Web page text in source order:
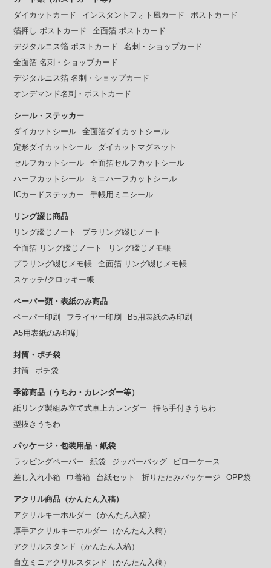
ダイカットカード
インスタントフォト風カード
ポストカード
箔押し ポストカード
全面箔 ポストカード
デジタルニス箔 ポストカード
名刺・ショップカード
全面箔 名刺・ショップカード
デジタルニス箔 名刺・ショップカード
オンデマンド名刺・ポストカード
シール・ステッカー
ダイカットシール
全面箔ダイカットシール
定形ダイカットシール
ダイカットマグネット
セルフカットシール
全面箔セルフカットシール
ハーフカットシール
ミニハーフカットシール
ICカードステッカー
手帳用ミニシール
リング綴じ商品
リング綴じノート
プラリング綴じノート
全面箔 リング綴じノート
リング綴じメモ帳
プラリング綴じメモ帳
全面箔 リング綴じメモ帳
スケッチ/クロッキー帳
ペーパー類・表紙のみ商品
ペーパー印刷
フライヤー印刷
B5用表紙のみ印刷
A5用表紙のみ印刷
封筒・ポチ袋
封筒
ポチ袋
季節商品（うちわ・カレンダー等）
紙リング製組み立て式卓上カレンダー
持ち手付きうちわ
型抜きうちわ
パッケージ・包装用品・紙袋
ラッピングペーパー
紙袋 ジッパーバッグ
ピローケース
差し入れ小箱
巾着箱 台紙セット 折りたたみパッケージ OPP袋
アクリル商品（かんたん入稿）
アクリルキーホルダー（かんたん入稿）
厚手アクリルキーホルダー（かんたん入稿）
アクリルスタンド（かんたん入稿）
自立ミニアクリルスタンド（かんたん入稿）